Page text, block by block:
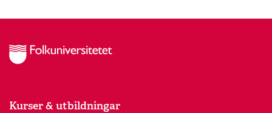
Kurser & utbildningar